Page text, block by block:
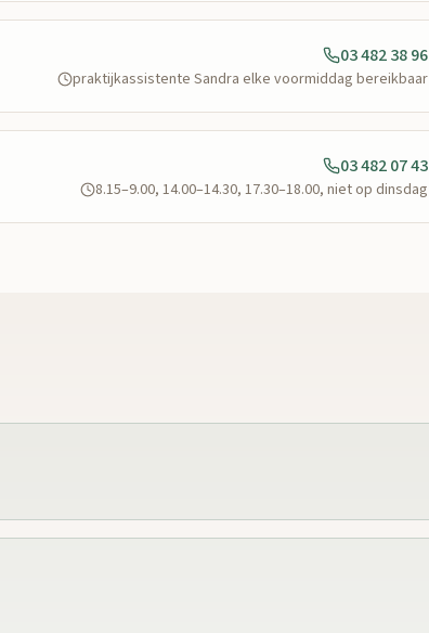
03 482 38 96
praktijkassistente Sandra elke voormiddag bereikbaar
03 482 07 43
8.15–9.00, 14.00–14.30, 17.30–18.00, niet op dinsdag